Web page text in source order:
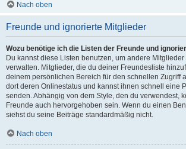
Nach oben
Freunde und ignorierte Mitglieder
Wozu benötige ich die Listen der Freunde und
Du kannst diese Listen benutzen, um andere Mitglieder
verwalten. Mitglieder, die du deiner Freundesliste
deinem persönlichen Bereich für den schnellen Zugriff
dort deren Onlinestatus und kannst ihnen schnell eine
senden. Abhängig von dem Style, den du verwendest,
Freunde auch hervorgehoben sein. Wenn du einen
siehst du seine Beiträge standardmäßig nicht.
Nach oben